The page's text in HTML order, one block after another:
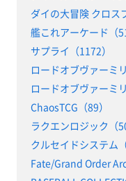
ダイの大冒険 クロス
艦これアーケード（
サプライ（1172）
ロードオブヴァーミ
ロードオブヴァーミ
ChaosTCG（89）
ラクエンロジック（
クルセイドシステム（
Fate/Grand Order